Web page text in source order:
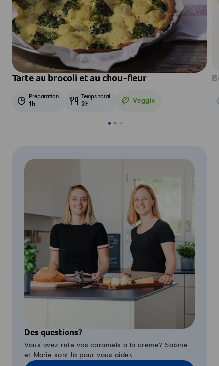
Tarte au brocoli et au chou-fleur
Préparation
1h
Temps total
2h Veggie
Veggie
Des questions?
Vous avez raté vos caramels à la crème? Sabine
et Marie sont là pour vous aider.